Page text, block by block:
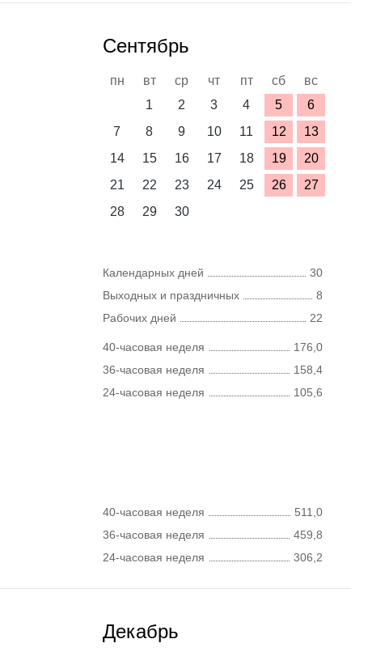
Сентябрь
пн вт ср чт пт сб
вс
1
2 3 4 5
6
7
8 9 10 11 12
13
14
15 16 17 18 19
20
21
22 23 24 25 26
27
28
29 30
Календарных дней
30
Выходных и праздничных
8
Рабочих дней
22
40-часовая неделя
176,0
36-часовая неделя
158,4
24-часовая неделя
105,6
40-часовая неделя
511,0
36-часовая неделя
459,8
24-часовая неделя
306,2
Декабрь